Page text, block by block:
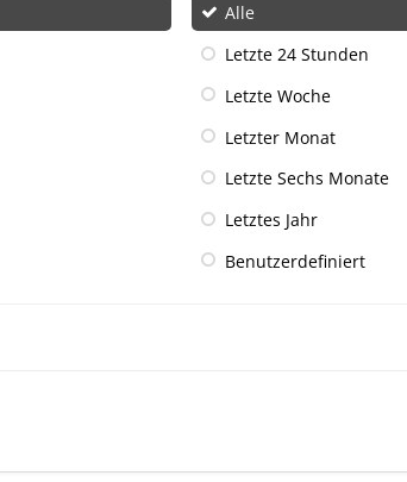
Alle
Letzte 24 Stunden
Letzte Woche
Letzter Monat
Letzte Sechs Monate
Letztes Jahr
Benutzerdefiniert